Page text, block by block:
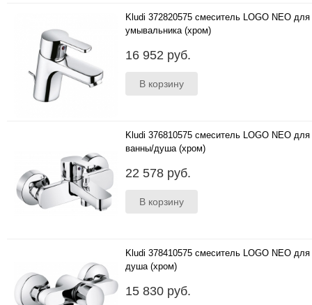
Kludi 372820575 смеситель LOGO NEO для
умывальника (хром)
16 952 руб.
Kludi 376810575 смеситель LOGO NEO для
ванны/душа (хром)
22 578 руб.
Kludi 378410575 смеситель LOGO NEO для
душа (хром)
15 830 руб.